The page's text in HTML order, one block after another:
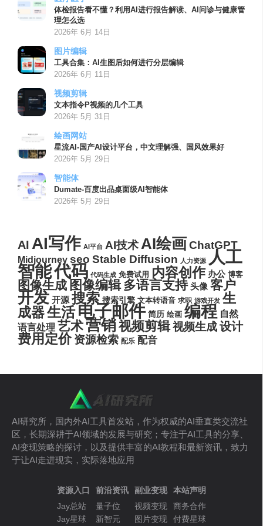
体检报告看不懂？利用AI进行报告解读、AI问诊与健康管
理怎么选
2026年 6月 14日
图片编辑
工具合集：AI生图后如何进行分层编辑
2026年 6月 11日
视频剪辑
文本指令P视频的几个工具
2026年 5月 31日
绘画网站
星流AI-国产AI设计平台，中文理解强、国风效果好
2026年 5月 29日
智能体
Dumate-百度出品桌面级AI智能体
2026年 5月 29日
AI AI写作 AI平台 AI技术AI绘画ChatGPT
Midjourney seo Stable Diffusion 人力资源 人工
智能代码 代码生成 免费试用 内容创作 办公 博客
图像生成 图像编辑 多语言支持 头像 客户
开发 开源 搜索 搜索引擎 文本转语音 求职 游戏开发 生
成器生活电子邮件 简历 绘画 编程 自然
语言处理 艺术营销视频剪辑视频生成设计
费用定价 资源检索 配乐 配音
AI研究所，国内外AI工具首发站，作为权威的AI垂直类交流社
区，长期深耕于AI领域的发展与研究；专注于AI工具的分享、
AI变现策略的探讨，以及提供丰富的AI教程和最新资讯，致力
于让AI走进现实，实际落地应用
资源入口
Jay总站
Jay星球
前沿资讯
量子位
新智元
副业变现
视频变现
图片变现
本站声明
商务合作
付费星球